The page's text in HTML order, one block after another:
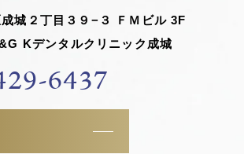
城２丁目３９−３ ＦＭビル 3F
Kデンタルクリニック成城
6437